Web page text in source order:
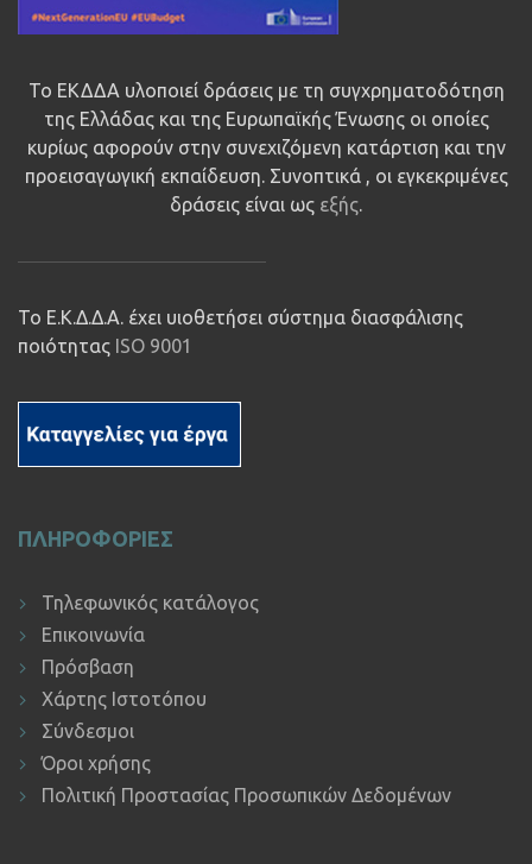
Το ΕΚΔΔΑ υλοποιεί δράσεις με τη συγχρηματοδότηση
της Ελλάδας και της Ευρωπαϊκής Ένωσης οι οποίες
κυρίως αφορούν στην συνεχιζόμενη κατάρτιση και την
προεισαγωγική εκπαίδευση. Συνοπτικά , οι εγκεκριμένες
δράσεις είναι ως εξής.
Το Ε.Κ.Δ.Δ.Α. έχει υιοθετήσει σύστημα διασφάλισης
ποιότητας ISO 9001
ΠΛΗΡΟΦΟΡΙΕΣ
Τηλεφωνικός κατάλογος
Επικοινωνία
Πρόσβαση
Χάρτης Ιστοτόπου
Σύνδεσμοι
Όροι χρήσης
Πολιτική Προστασίας Προσωπικών Δεδομένων